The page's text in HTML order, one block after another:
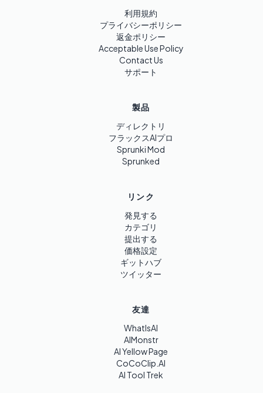
利用規約
プライバシーポリシー
返金ポリシー
Acceptable Use Policy
Contact Us
サポート
製品
ディレクトリ
フラックスAIプロ
Sprunki Mod
Sprunked
リンク
発見する
カテゴリ
提出する
価格設定
ギットハブ
ツイッター
友達
WhatIsAI
AIMonstr
AI Yellow Page
CoCoClip.AI
AI Tool Trek